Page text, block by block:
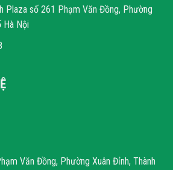
Plaza số 261 Phạm Văn Đồng, Phường
Hà Nội
Văn Đồng, Phường Xuân Đỉnh, Thành